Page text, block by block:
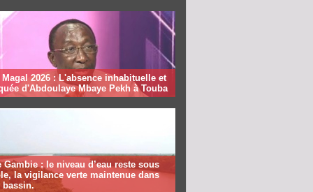
Magal 2026 : L'absence inhabituelle et
d'Abdoulaye Mbaye Pekh à Touba
Gambie : le niveau d’eau reste sous
la vigilance verte maintenue dans
bassin.